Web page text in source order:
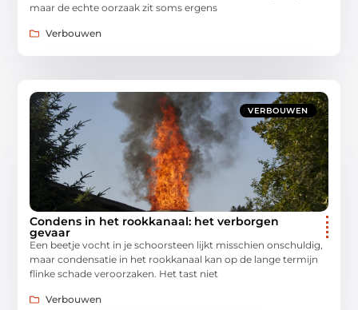
maar de echte oorzaak zit soms ergens
Verbouwen
VERBOUWEN
Condens in het rookkanaal: het verborgen
gevaar
Een beetje vocht in je schoorsteen lijkt misschien onschuldig,
maar condensatie in het rookkanaal kan op de lange termijn
flinke schade veroorzaken. Het tast niet
Verbouwen